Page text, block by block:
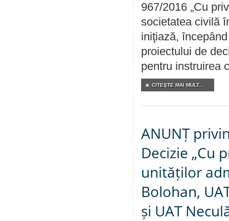
967/2016 „Cu
societatea civilă
iniţiază,
proiectului de
pentru instruirea
CITEŞTE MAI MULT...
ANUNȚ
Decizie „Cu
unităților
Bolohan,
și UAT